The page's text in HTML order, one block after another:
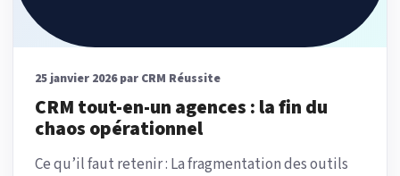
25 janvier 2026 par CRM Réussite
CRM tout-en-un agences : la fin du
chaos opérationnel
Ce qu’il faut retenir : La fragmentation des outils